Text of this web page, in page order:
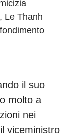
Le Thanh
il suo
molto a
nei
viceministro